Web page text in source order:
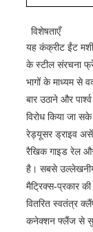
विशेषताएँ
यह कंक्रीट ईंट
के स्टील संरचना
भागों के माध्यम से
बार उठाने और
विरोध किया जा
रेड्यूसर ड्राइव
रैखिक गाइड रेल
है। सबसे उल्लेखनीय
मैट्रिक्स-प्रकार
वितरित स्वतंत्र
कनेक्शन फ्लैंज से